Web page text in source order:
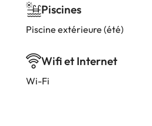
Piscines
Piscine extérieure (été)
Wifi et Internet
Wi-Fi